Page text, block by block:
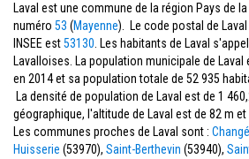
Laval est une commune de la région Pays de
numéro 53 (Mayenne). Le code postal de
INSEE est53130 . Les habitants de Laval
Lavalloises. La population municipale de Laval
en 2014 et sa population totale de 52 935
La densité de population de Laval est de 1
géographique, l'altitude de Laval est de 82 m et
Les communes proches de Laval sont : Changé
Huisserie (53970), Saint-Berthevin (53940),